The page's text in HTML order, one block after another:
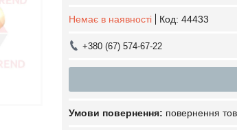
Немає в наявності Код: 44433
+380 (67) 574-67-22
повернення